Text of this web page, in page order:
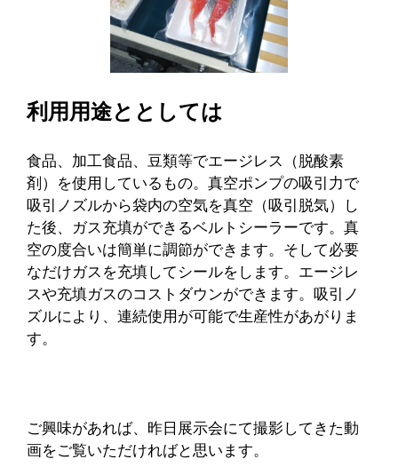
利用用途ととしては
食品、加工食品、豆類等でエージレス（脱酸素
剤）を使用しているもの。真空ポンプの吸引力で
吸引ノズルから袋内の空気を真空（吸引脱気）し
た後、ガス充填ができるベルトシーラーです。真
空の度合いは簡単に調節ができます。そして必要
なだけガスを充填してシールをします。エージレ
スや充填ガスのコストダウンができます。吸引ノ
ズルにより、連続使用が可能で生産性があがりま
す。
ご興味があれば、昨日展示会にて撮影してきた動
画をご覧いただければと思います。